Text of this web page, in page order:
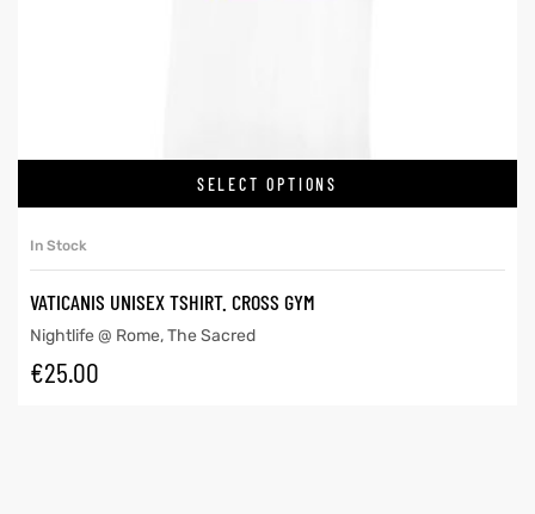
SELECT OPTIONS
In Stock
VATICANIS UNISEX TSHIRT. CROSS GYM
Nightlife @ Rome,The Sacred
€25.00